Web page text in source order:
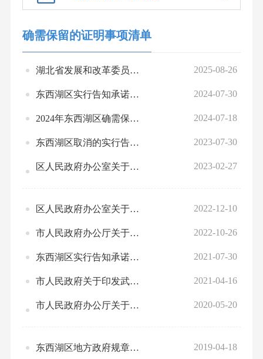
确需保留的证明事项清单
湖北省发展和改革委员会证明事项保留清单 2025-08-26
东西湖区实行告知承诺制证明事项清单（2023年版） 2024-07-30
2024年东西湖区确需保留的证明事项清单 2024-07-18
东西湖区取消的实行告知承诺制证明事项清单 2023-07-30
区人民政府办公室关于公布区级实行告知承诺的证明事项和涉企经营许可事项清单（第三批）的通知 2023-02-27
区人民政府办公室关于公布区级实行告知承诺的证明事项和涉企经营许可事项清单（第二批）的通知 2022-12-10
市人民政府办公厅关于公布市级实行告知承诺的证明事项和涉企经营许可事项清单（第二批）的通知 2022-10-26
东西湖区实行告知承诺的证明事项清单 （第一批） 2021-07-30
市人民政府关于印发武汉市全面推行证明事项和涉企经营许可事项告知承诺制工作规程（试行）的通知 2021-04-16
市人民政府办公厅关于公布市级证明事项取消和保留清单的通知 2020-05-20
东西湖区地方政府规章、规范性文件设定的证明事项建议保留目录 2019-04-18